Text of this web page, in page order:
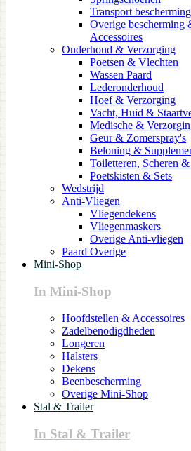
Transport bescherming
Overige bescherming
Accessoires
Onderhoud & Verzorging
Poetsen & Vlechten
Wassen Paard
Lederonderhoud
Hoef & Verzorging
Vacht, Huid &
Medische &
Geur & Zomerspray's
Beloning &
Toiletteren, Scheren
Poetskisten & Sets
Wedstrijd
Anti-Vliegen
Vliegendekens
Vliegenmaskers
Overige Anti-vliegen
Paard Overige
Mini-Shop
In Mini-Shop
Hoofdstellen & Accessoires
Zadelbenodigdheden
Longeren
Halsters
Dekens
Beenbescherming
Overige Mini-Shop
Stal & Trailer
In Stal & Trailer